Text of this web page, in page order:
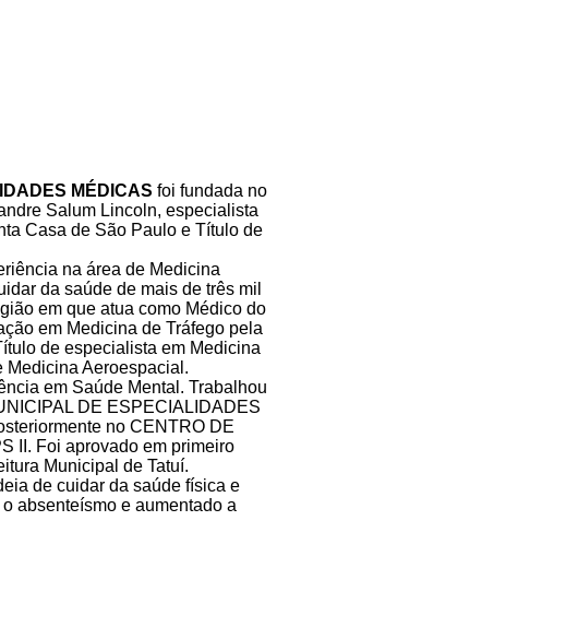
MÉDICAS foi fundada no
Salum Lincoln, especialista
Casa de São Paulo e Título de
na área de Medicina
da saúde de mais de três mil
em que atua como Médico do
em Medicina de Tráfego pela
de especialista em Medicina
Medicina Aeroespacial.
em Saúde Mental. Trabalhou
DE ESPECIALIDADES
no CENTRO DE
II. Foi aprovado em primeiro
Municipal de Tatuí.
de cuidar da saúde física e
absenteísmo e aumentado a